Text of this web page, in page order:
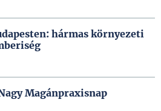
hármas környezeti
Magánpraxisnap